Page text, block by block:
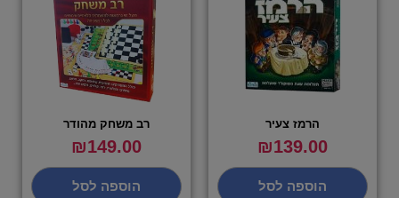
הרמז צעיר
₪139.00
הוספה לסל
רב משחק מהודר
₪149.00
הוספה לסל